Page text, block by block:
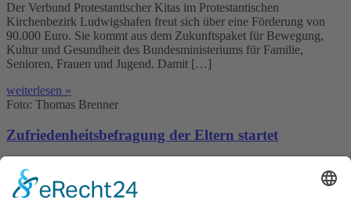
Der Verbund Protestantischer Kitas im Protestantischen
Kirchenbezirk Ludwigshafen freut sich über eine Förderung von
90.000 Euro. Sie kommt aus dem Zukunftspaket für Bewegung,
Kultur und Gesundheit des Bundesministeriums für Familie,
Senioren, Frauen und Jugend. Damit […]
weiterlesen »
Foto: Thomas Brenner
Zufriedenheitsbefragung der Eltern startet
Am 6.6.2022 startet die diesjährige Zufriedenheitsbefragung der